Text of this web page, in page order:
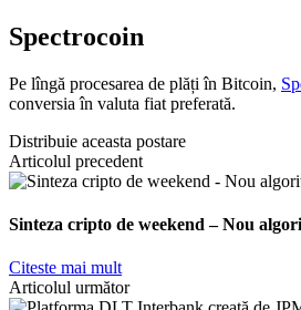
Spectrocoin
Pe lîngă procesarea de plăți în Bitcoin,
conversia în valuta fiat preferată.
Distribuie aceasta postare
Articolul precedent
Sinteza cripto de weekend – Nou
Citeste mai mult
Articolul următor